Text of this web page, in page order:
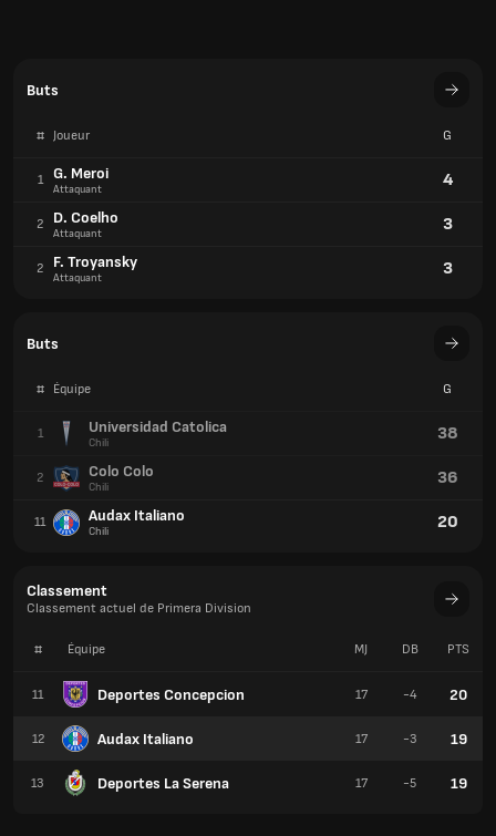
Buts
# Joueur G
1 G. Meroi
Attaquant 4
2 D. Coelho
Attaquant 3
2 F. Troyansky
Attaquant 3
Buts
# Équipe G
1 Universidad Catolica
Chili 38
2 Colo Colo
Chili 36
11 Audax Italiano
Chili 20
Classement
Classement actuel de Primera Division
# Équipe
11 Deportes Concepcion
12 Audax Italiano
13 Deportes La Serena
MJ DB PTS
17 -4 20
17 -3 19
17 -5 19